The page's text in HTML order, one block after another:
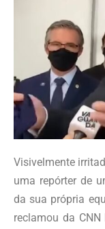
Visivelmente
uma repórter de
da sua própria
reclamou da